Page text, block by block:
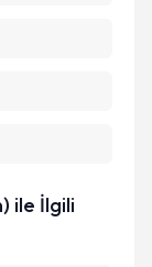
ile İlgili